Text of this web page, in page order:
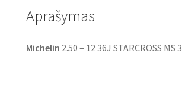
k
Aprašymas
Michelin 2.50 – 12 36J STARCROSS MS